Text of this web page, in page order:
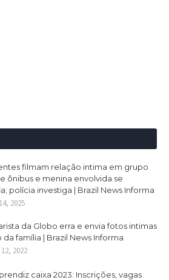
filmam relação intima em grupo
ônibus e menina envolvida se
polícia investiga | Brazil News Informa
2025
da Globo erra e envia fotos intimas
da família | Brazil News Informa
2022
caixa 2023: Inscrições, vagas